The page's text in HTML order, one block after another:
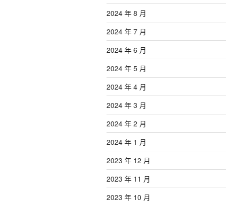
2024 年 8 月
2024 年 7 月
2024 年 6 月
2024 年 5 月
2024 年 4 月
2024 年 3 月
2024 年 2 月
2024 年 1 月
2023 年 12 月
2023 年 11 月
2023 年 10 月